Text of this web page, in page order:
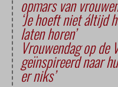
opmars van
‘Je hoeft niet áltijd
laten horen’
Vrouwendag op de
geïnspireerd naar
er niks’